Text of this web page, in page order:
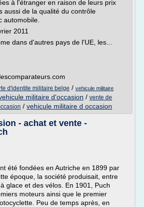
à l'étranger en raison de leurs prix
aussi de la qualité du contrôle
automobile.
2011
dans d'autres pays de l'UE, les...
d'identite militaire belge / vehicule militaire
militaire d'occasion / vente de
/ vehicule militaire d occasion
- achat et vente -
été fondées en Autriche en 1899 par
époque, la société produisait, entre
glace et des vélos. En 1901, Puch
moteurs ainsi que le premier
Peu de temps après, en